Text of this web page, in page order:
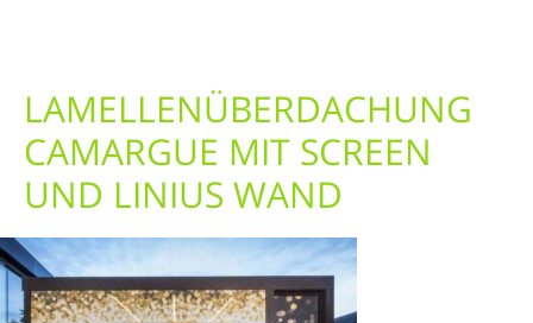
LAMELLENÜBERDACHUNG
CAMARGUE MIT SCREEN
UND LINIUS WAND